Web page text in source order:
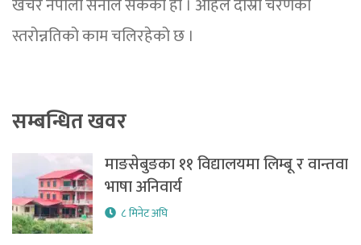
खर्चेर नेपाली सेनाले सकेको हो । अहिले दोस्रो चरणको
स्तरोन्नतिको काम चलिरहेको छ ।
सम्बन्धित खवर
माङसेबुङका ११ विद्यालयमा लिम्बू र वान्तवा
भाषा अनिवार्य
८ मिनेट अघि